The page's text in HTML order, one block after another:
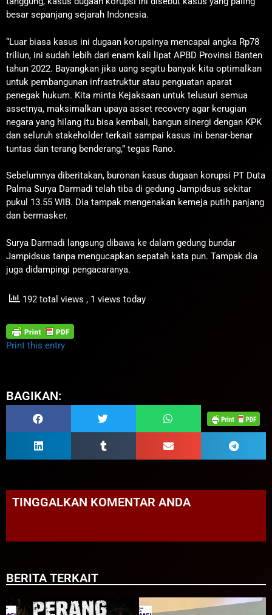
besar sepanjang sejarah Indonesia.
“Luar biasa kasus ini dugaan korupsinya mencapai angka Rp78
triliun, ini sudah lebih dari enam kali lipat APBD Provinsi Banten
tahun 2022. Bayangkan jika uang segitu banyak kita optimalkan
untuk pembangunan infrastruktur atau penguatan aparat
penegak hukum. Kita minta Kejaksaan untuk telusuri semua
assetnya, maksimalkan upaya asset recovery agar kerugian
negara yang hilang itu bisa kembali, bangun sinergi dengan KPK
dan seluruh stakeholder terkait sampai kasus ini benar-benar
tuntas dan terang benderang,” tegas Rano.
Sebelumnya diberitakan, buronan kasus dugaan korupsi PT Duta
Palma Surya Darmadi telah tiba di gedung Jampidsus sekitar
pukul 13.55 WIB. Dia tampak mengenakan kemeja putih panjang
dan bermasker.
Surya Darmadi langsung dibawa ke dalam gedung bundar
Jampidsus tanpa mengucapkan sepatah kata pun. Tampak dia
juga didampingi pengacaranya.
192 total views , 1 views today
Print this entry
BAGIKAN:
TINGGALKAN KOMENTAR ANDA
BERITA TERKAIT